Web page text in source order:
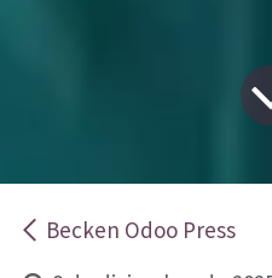
Becken Odoo Press